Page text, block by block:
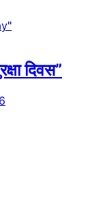
दिवस”